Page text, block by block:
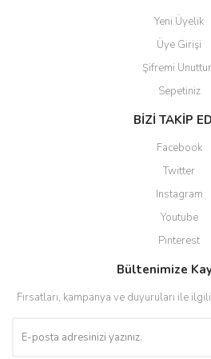
Yeni Üyelik
Üye Girişi
Şifremi
Sepetiniz
BİZİ TAKİP
Facebook
Twitter
Instagram
Youtube
Pinterest
Bültenimize
Fırsatları, kampanya ve duyuruları ile